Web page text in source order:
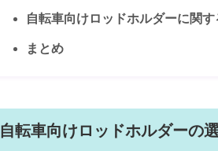
自転車向けロッドホルダーに関
まとめ
自転車向けロッドホルダーの